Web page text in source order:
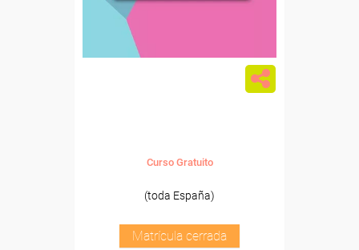
Curso Gratuito
(toda España)
Matrícula cerrada